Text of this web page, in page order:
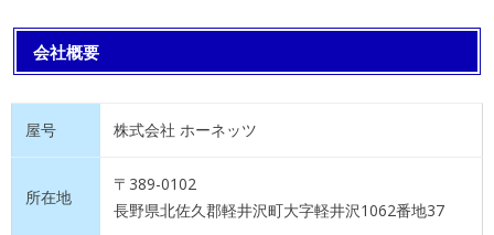
会社概要
屋号 株式会社 ホーネッツ
所在地
〒389-0102
長野県北佐久郡軽井沢町大字軽井沢1062番地37